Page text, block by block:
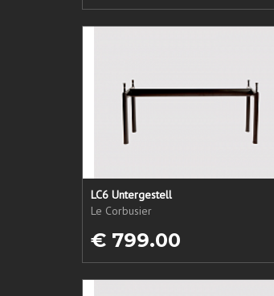
LC6 Untergestell
Le Corbusier
€ 799.00